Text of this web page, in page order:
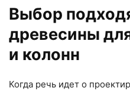
Выбор
древесины
и колонн
Когда речь идет о